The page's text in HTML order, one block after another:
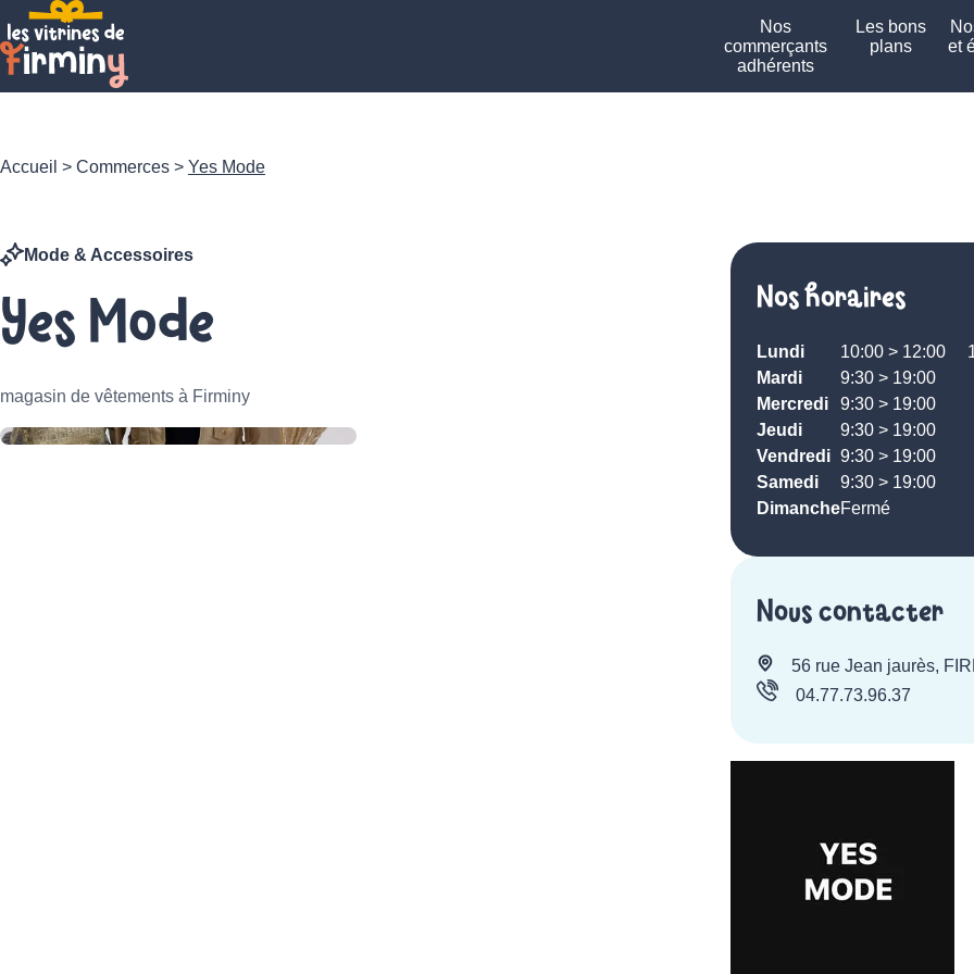
Nos
commerçants
adhérents
Les bons
plans
et
Accueil > Commerces > Yes Mode
Mode & Accessoires
Yes Mode
magasin de vêtements à Firminy
Nos horaires
Lundi
Mardi
Mercredi
Jeudi
Vendredi
Samedi
Dimanche
10:00 > 12:00
9:30 > 19:00
9:30 > 19:00
9:30 > 19:00
9:30 > 19:00
9:30 > 19:00
Fermé
Nous contacter
56 rue Jean jaurès,
04.77.73.96.37